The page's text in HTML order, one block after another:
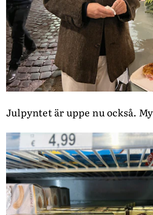
Julpyntet är uppe nu också.